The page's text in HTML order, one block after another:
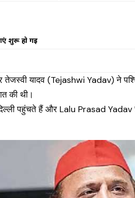
शुरू हो गई
यादव (Tejashwi Yadav) ने
की थी।
पहुंचते हैं और Lalu Prasad